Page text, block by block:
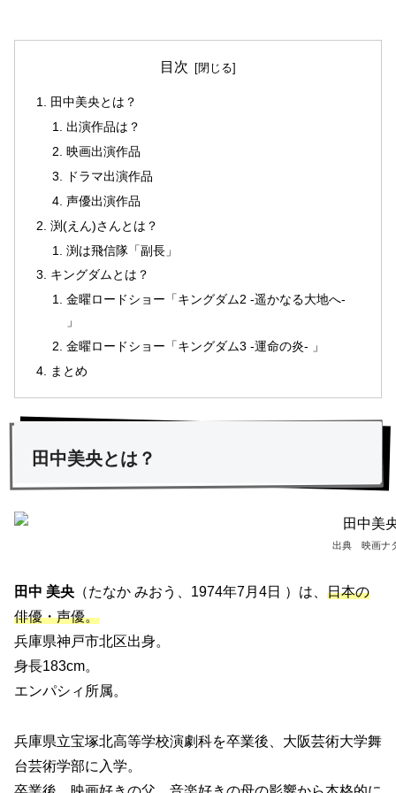
目次
田中美央とは？
出演作品は？
映画出演作品
ドラマ出演作品
声優出演作品
渕(えん)さんとは？
渕は飛信隊「副長」
キングダムとは？
金曜ロードショー「キングダム2 -遥かなる大地へ-
」
金曜ロードショー「キングダム3 -運命の炎- 」
まとめ
田中美央とは？
出典 映画ナ
田中 美央 （たなか みおう、1974年7月4日 ）は、 日本の
俳優・声優。
兵庫県神戸市北区出身。
身長183cm。
エンパシィ所属。
兵庫県立宝塚北高等学校演劇科を卒業後、大阪芸術大学舞
台芸術学部に入学。